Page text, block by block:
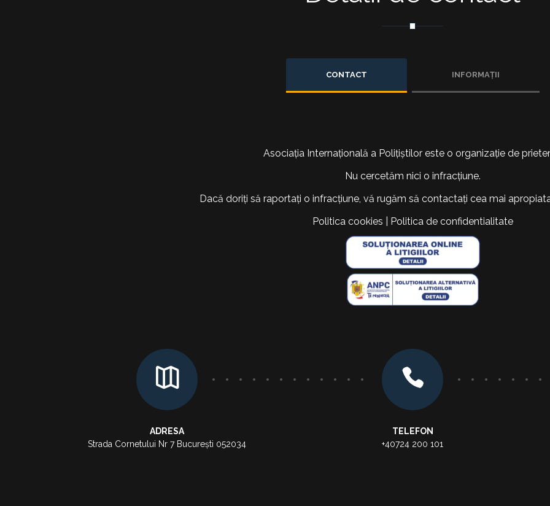
CONTACT INFORMAȚII
Asociația Internațională a Polițiștilor este o organizație de
Nu cercetăm nici o infracțiune.
Dacă doriți să raportați o infracțiune, vă rugăm să contactați cea mai
Politica cookies
Politica de confidentialitate
ADRESA
Strada Cornetului Nr 7 București 052034
TELEFON
+40724 200 101